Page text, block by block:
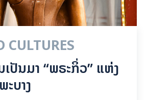
CULTURES
ປັນມາ “ພຣະກິ່ວ” ແຫ່ງ
ບາງ